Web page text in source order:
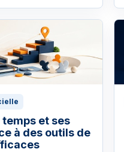
et ses
à des outils de